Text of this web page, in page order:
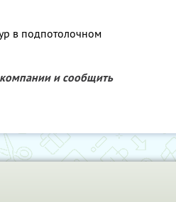
в подпотолочном
и сообщить